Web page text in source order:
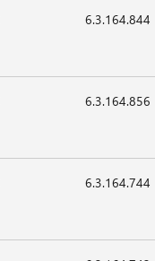
6.3.164.844
6.3.164.856
6.3.164.744